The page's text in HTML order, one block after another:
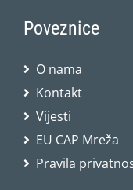
Poveznice
O nama
Kontakt
Vijesti
EU CAP Mreža
Pravila